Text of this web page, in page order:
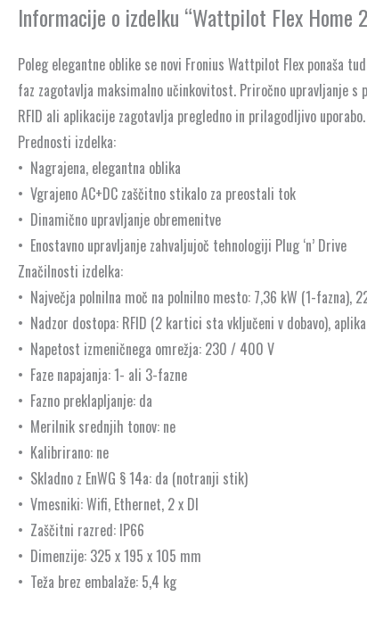
Informacije o izdelku “Wattpilot Flex Home
Poleg elegantne oblike se novi Fronius Wattpilot Flex ponaša
faz zagotavlja maksimalno učinkovitost. Priročno upravljanje
RFID ali aplikacije zagotavlja pregledno in prilagodljivo
Prednosti izdelka:
• Nagrajena, elegantna oblika
• Vgrajeno AC+DC zaščitno stikalo za preostali tok
• Dinamično upravljanje obremenitve
• Enostavno upravljanje zahvaljujoč tehnologiji Plug ‘n’ Drive
Značilnosti izdelka:
• Največja polnilna moč na polnilno mesto: 7,36 kW (1-fazna),
• Nadzor dostopa: RFID (2 kartici sta vključeni v dobavo),
• Napetost izmeničnega omrežja: 230 / 400 V
• Faze napajanja: 1- ali 3-fazne
• Fazno preklapljanje: da
• Merilnik srednjih tonov: ne
• Kalibrirano: ne
• Skladno z EnWG § 14a: da (notranji stik)
• Vmesniki: Wifi, Ethernet, 2 x DI
• Zaščitni razred: IP66
• Dimenzije: 325 x 195 x 105 mm
• Teža brez embalaže: 5,4 kg